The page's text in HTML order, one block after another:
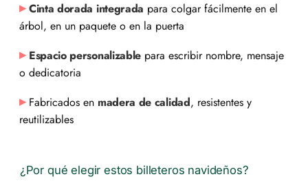
Cinta dorada integrada para colgar fácilmente en el
árbol, en un paquete o en la puerta
Espacio personalizablepara escribir nombre, mensaje
o dedicatoria
Fabricados en madera de calidad, resistentes y
reutilizables
¿Por qué elegir estos billeteros navideños?